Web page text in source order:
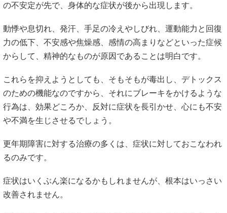
の不安定が先で、身体的な症状が後から出現します。
動悸や息切れ、発汗、手足の冷えやしびれ、運動能力と回復
力の低下、不安感や焦燥感、感情の高まりなどといった症候
からして、精神的なものが原因であることは明白です。
これらを抑えようとしても、そもそもが毒出し、デトックス
のための機能なのですから、それにブレーキをかけるような
行為は、効果どころか、反対に症状を長引かせ、心にも不安
や不満を生じさせるでしょう。
更年期障害に対する治療の多くは、症状に対しておこなわれ
るのみです。
症状はいくぶん楽になるかもしれませんが、根本はいっさい
改善されません。